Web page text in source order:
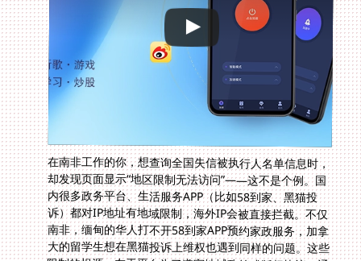
在南非工作的你，想查询全国失信被执行人名单信息时，
却发现页面显示“地区限制无法访问”——这不是个例。国
内很多政务平台、生活服务APP（比如58到家、黑猫投
诉）都对IP地址有地域限制，海外IP会被直接拦截。不仅
南非，缅甸的华人打不开58到家APP预约家政服务，加拿
大的留学生想在黑猫投诉上维权也遇到同样的问题。这些
限制的根源，在于平台为了遵守地域政策或版权协议，通
过IP识别过滤海外用户。本文将结合真实场景，分享如何
用可靠的回国加速器突破地域壁垒，轻松访问国内政务、